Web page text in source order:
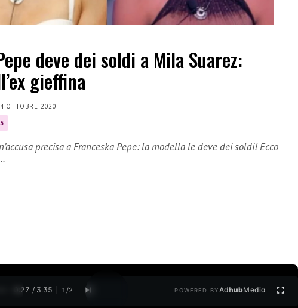
deve dei soldi a Mila Suarez:
gieffina
OTTOBRE 2020
precisa a Franceska Pepe: la modella le deve dei soldi! Ecco
0:28 / 3:35 1 /2 POWERED BYAdhubMedia